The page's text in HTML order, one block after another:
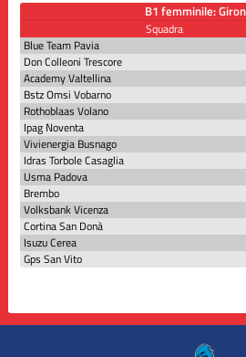
B1 femminile:
Squadra
Blue Team Pavia
Don Colleoni Trescore
Academy Valtellina
Bstz Omsi Vobarno
Rothoblaas Volano
Ipag Noventa
Vivienergia Busnago
Idras Torbole Casaglia
Usma Padova
Brembo
Volksbank Vicenza
Cortina San Donà
Isuzu Cerea
Gps San Vito